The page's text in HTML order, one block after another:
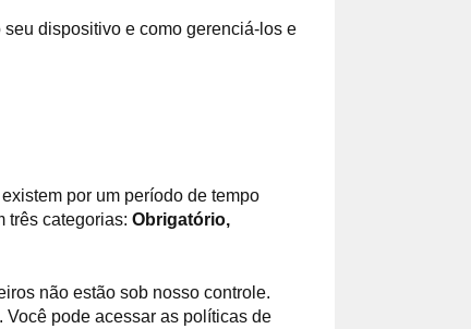
dispositivo e como gerenciá-los e
por um período de tempo
três categorias: Obrigatório,
não estão sob nosso controle.
Você pode acessar as políticas de